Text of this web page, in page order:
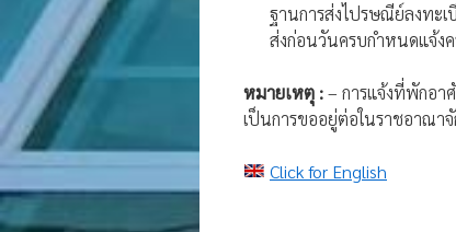
ฐานการส่งไปรษณีย์ลงทะเ
ส่งก่อนวันครบกำหนดแจ้ง
หมายเหตุ :– การแจ้งที่พักอา
เป็นการขออยู่ต่อในราชอาณา
Click for English